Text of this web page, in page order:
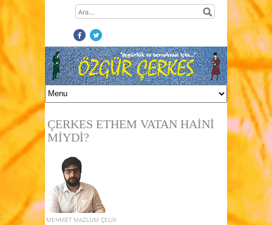
ÇERKES ETHEM VATAN HAİNİ
MİYDİ?
MEHMET MAZLUM ÇELİK